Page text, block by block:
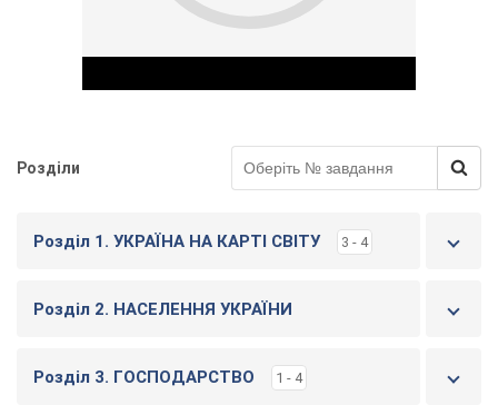
Play Video
Розділи
Розділ 1. УКРАЇНА НА КАРТІ СВІТУ 3 - 4
Розділ 2. НАСЕЛЕННЯ УКРАЇНИ
Розділ 3. ГОСПОДАРСТВО 1 - 4